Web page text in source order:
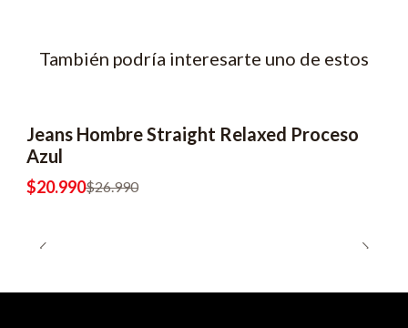
También podría interesarte uno de estos
Jeans Hombre Straight Relaxed Proceso
Azul
$20.990$26.990